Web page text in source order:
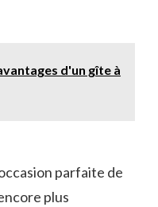
d'un gîte à
parfaite de
​plus